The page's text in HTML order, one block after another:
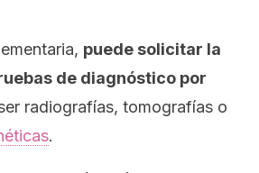
puede solicitar la
de diagnóstico por
radiografías, tomografías o
.